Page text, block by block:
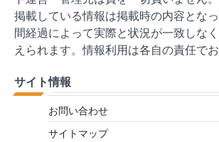
掲載している情報は掲載時の内容とな
間経過によって実際と状況が一致しな
えられます。情報利用は各自の責任でお
サイト情報
お問い合わせ
サイトマップ